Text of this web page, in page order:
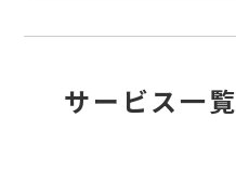
サービス一覧